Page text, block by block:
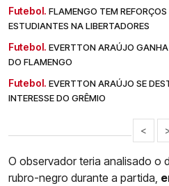
Futebol. FLAMENGO TEM
ESTUDIANTES NA LIBERTADORES
Futebol. EVERTTON ARAÚJO GANHA
DO FLAMENGO
Futebol. EVERTTON ARAÚJO SE
INTERESSE DO GRÊMIO
<
O observador teria analisado o
rubro-negro durante a partida,